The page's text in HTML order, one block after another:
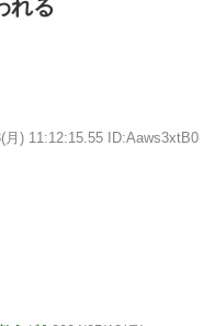
れる
月) 11:12:15.55 ID:Aaws3xtB0